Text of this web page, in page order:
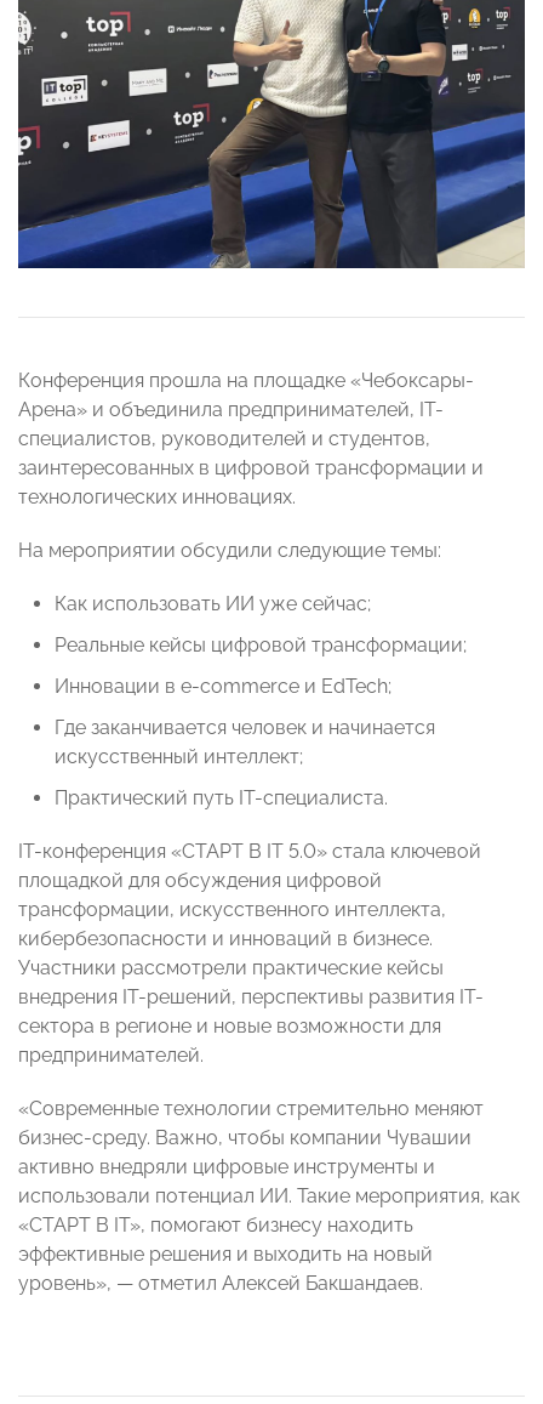
Конференция прошла на площадке «Чебоксары-
Арена» и объединила предпринимателей, IT-
специалистов, руководителей и студентов,
заинтересованных в цифровой трансформации и
технологических инновациях.
На мероприятии обсудили следующие темы:
Как использовать ИИ уже сейчас;
Реальные кейсы цифровой трансформации;
Инновации в e-commerce и EdTech;
Где заканчивается человек и начинается
искусственный интеллект;
Практический путь IT-специалиста.
IT-конференция «СТАРТ В IT 5.0» стала ключевой
площадкой для обсуждения цифровой
трансформации, искусственного интеллекта,
кибербезопасности и инноваций в бизнесе.
Участники рассмотрели практические кейсы
внедрения IT-решений, перспективы развития IT-
сектора в регионе и новые возможности для
предпринимателей.
«Современные технологии стремительно меняют
бизнес-среду. Важно, чтобы компании Чувашии
активно внедряли цифровые инструменты и
использовали потенциал ИИ. Такие мероприятия, как
«СТАРТ В IT», помогают бизнесу находить
эффективные решения и выходить на новый
уровень», — отметил Алексей Бакшандаев.